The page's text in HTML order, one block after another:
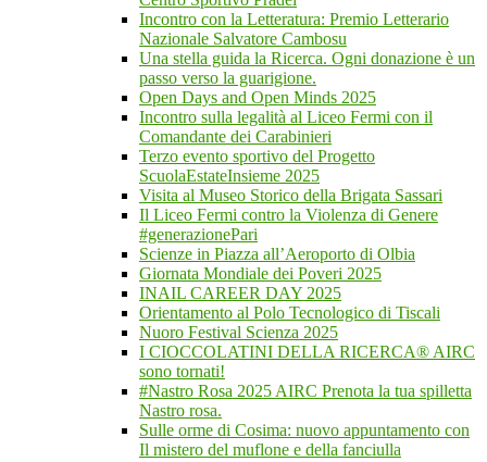
Incontro con la Letteratura: Premio Letterario
Nazionale Salvatore Cambosu
Una stella guida la Ricerca. Ogni donazione è un
passo verso la guarigione.
Open Days and Open Minds 2025
Incontro sulla legalità al Liceo Fermi con il
Comandante dei Carabinieri
Terzo evento sportivo del Progetto
ScuolaEstateInsieme 2025
Visita al Museo Storico della Brigata Sassari
Il Liceo Fermi contro la Violenza di Genere
#generazionePari
Scienze in Piazza all’Aeroporto di Olbia
Giornata Mondiale dei Poveri 2025
INAIL CAREER DAY 2025
Orientamento al Polo Tecnologico di Tiscali
Nuoro Festival Scienza 2025
I CIOCCOLATINI DELLA RICERCA® AIRC
sono tornati!
#Nastro Rosa 2025 AIRC Prenota la tua spilletta
Nastro rosa.
Sulle orme di Cosima: nuovo appuntamento con
Il mistero del muflone e della fanciulla